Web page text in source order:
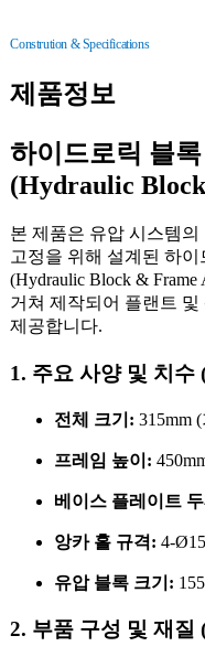
Constrution & Specifications
제품정보
하이드로릭 블
(Hydraulic
본 제품은 유압 시스템
고정을 위해 설계된 하
(Hydraulic Block &
거쳐 제작되어 플랜트
제공합니다.
1. 주요 사양 및 치수
전체 크기: 315mm
프레임 높이:
베이스 플레이트
앙카 홀 규격: 4-
유압 블록 크기:
2. 부품 구성 및 재질